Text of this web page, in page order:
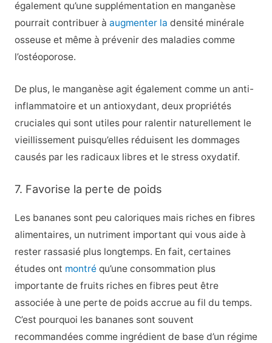
également qu’une supplémentation en manganèse
pourrait contribuer à augmenter la densité minérale
osseuse et même à prévenir des maladies comme
l’ostéoporose.
De plus, le manganèse agit également comme un anti-
inflammatoire et un antioxydant, deux propriétés
cruciales qui sont utiles pour ralentir naturellement le
vieillissement puisqu’elles réduisent les dommages
causés par les radicaux libres et le stress oxydatif.
7. Favorise la perte de poids
Les bananes sont peu caloriques mais riches en fibres
alimentaires, un nutriment important qui vous aide à
rester rassasié plus longtemps. En fait, certaines
études ont montréqu’une consommation plus
importante de fruits riches en fibres peut être
associée à une perte de poids accrue au fil du temps.
C’est pourquoi les bananes sont souvent
recommandées comme ingrédient de base d’un régime